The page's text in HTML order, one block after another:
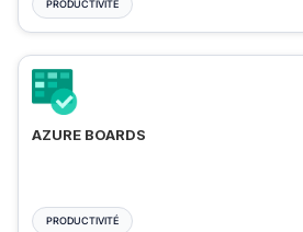
PRODUCTIVITÉ
AZURE BOARDS
PRODUCTIVITÉ